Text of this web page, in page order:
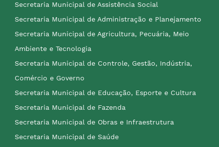
Secretaria Municipal de Assistência Social
Secretaria Municipal de Administração e Planejamento
Secretaria Municipal de Agricultura, Pecuária, Meio
Ambiente e Tecnologia
Secretaria Municipal de Controle, Gestão, Indústria,
Comércio e Governo
Secretaria Municipal de Educação, Esporte e Cultura
Secretaria Municipal de Fazenda
Secretaria Municipal de Obras e Infraestrutura
Secretaria Municipal de Saúde